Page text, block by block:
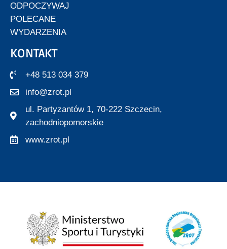
ODPOCZYWAJ
POLECANE
WYDARZENIA
KONTAKT
+48 513 034 379
info@zrot.pl
ul. Partyzantów 1, 70-222 Szczecin,
zachodniopomorskie
www.zrot.pl